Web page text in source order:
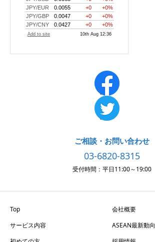
ご相談・お問い合わせ
03-6820-8315
受付時間：平日11:00～19:00
Top
会社概要
サービス内容
ASEAN最新動向